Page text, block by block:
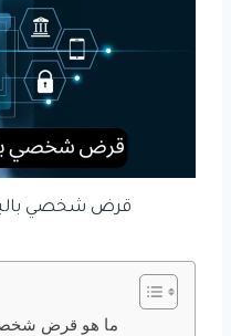
قرض شخصي
ما هو قرض